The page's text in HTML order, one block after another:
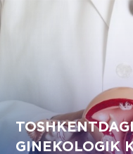
GINEKOLOGIK